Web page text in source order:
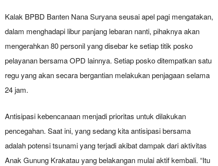
Kalak BPBD Banten Nana Suryana seusai apel pagi mengatakan,
dalam menghadapi libur panjang lebaran nanti, pihaknya akan
mengerahkan 80 personil yang disebar ke setiap titik posko
pelayanan bersama OPD lainnya. Setiap posko ditempatkan satu
regu yang akan secara bergantian melakukan penjagaan selama
24 jam.
Antisipasi kebencanaan menjadi prioritas untuk dilakukan
pencegahan. Saat ini, yang sedang kita antisipasi bersama
adalah potensi tsunami yang terjadi akibat dampak dari aktivitas
Anak Gunung Krakatau yang belakangan mulai aktif kembali. “Itu